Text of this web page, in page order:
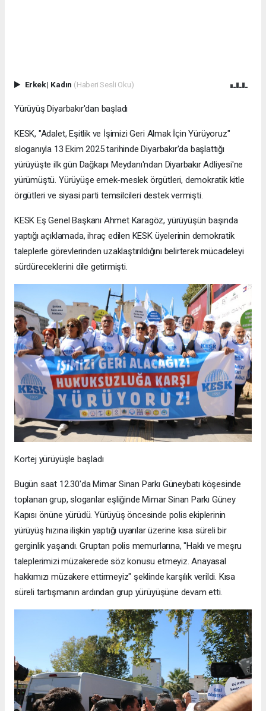
Erkek| Kadın (Haberi Sesli Oku)
Yürüyüş Diyarbakır'dan başladı
KESK, "Adalet, Eşitlik ve İşimizi Geri Almak İçin Yürüyoruz"
sloganıyla 13 Ekim 2025 tarihinde Diyarbakır'da başlattığı
yürüyüşte ilk gün Dağkapı Meydanı'ndan Diyarbakır Adliyesi'ne
yürümüştü. Yürüyüşe emek-meslek örgütleri, demokratik kitle
örgütleri ve siyasi parti temsilcileri destek vermişti.
KESK Eş Genel Başkanı Ahmet Karagöz, yürüyüşün başında
yaptığı açıklamada, ihraç edilen KESK üyelerinin demokratik
taleplerle görevlerinden uzaklaştırıldığını belirterek mücadeleyi
sürdüreceklerini dile getirmişti.
Kortej yürüyüşle başladı
Bugün saat 12.30'da Mimar Sinan Parkı Güneybatı köşesinde
toplanan grup, sloganlar eşliğinde Mimar Sinan Parkı Güney
Kapısı önüne yürüdü. Yürüyüş öncesinde polis ekiplerinin
yürüyüş hızına ilişkin yaptığı uyarılar üzerine kısa süreli bir
gerginlik yaşandı. Gruptan polis memurlarına, "Haklı ve meşru
taleplerimizi müzakerede söz konusu etmeyiz. Anayasal
hakkımızı müzakere ettirmeyiz" şeklinde karşılık verildi. Kısa
süreli tartışmanın ardından grup yürüyüşüne devam etti.